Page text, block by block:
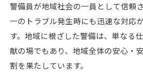
警備員が地域社会の一員として信頼
一のトラブル発生時にも迅速な対応
す。地域に根ざした警備は、単なる
献の場でもあり、地域全体の安心・
割を果たしています。